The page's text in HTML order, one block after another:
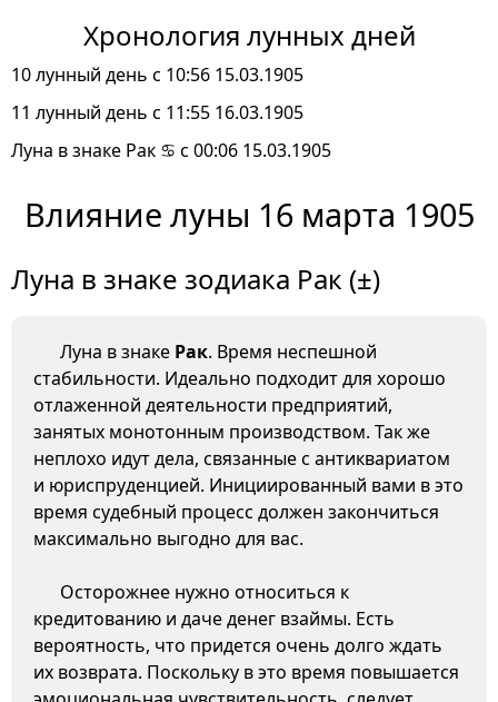
Хронология лунных дней
10 лунный день с 10:56 15.03.1905
11 лунный день с 11:55 16.03.1905
Луна в знаке Рак ♋ с 00:06 15.03.1905
Влияние луны 16 марта 1905
Луна в знаке зодиака Рак (±)
Луна в знаке Рак. Время неспешной
стабильности. Идеально подходит для хорошо
отлаженной деятельности предприятий,
занятых монотонным производством. Так же
неплохо идут дела, связанные с антиквариатом
и юриспруденцией. Инициированный вами в это
время судебный процесс должен закончиться
максимально выгодно для вас.
Осторожнее нужно относиться к
кредитованию и даче денег взаймы. Есть
вероятность, что придется очень долго ждать
их возврата. Поскольку в это время повышается